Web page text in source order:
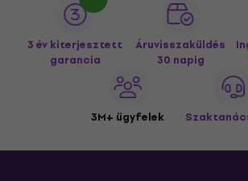
3 év kiterjesztett
garancia
Áruvisszaküldés
30 napig
3M+ ügyfelek